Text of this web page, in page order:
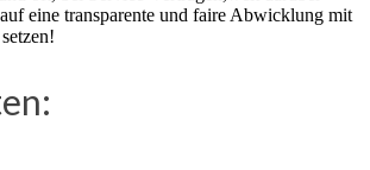
eine transparente und faire Abwicklung mit